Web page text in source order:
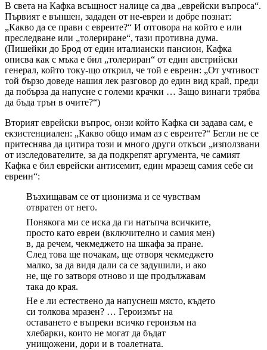
В света на Кафка всъщност налице са два „еврейски въпроса“.
Първият е външен, зададен от не-евреи и добре познат:
„Какво да се прави с евреите?“ И отговора на който е или
преследване или „толериране“, тази противна дума.
(Пишейки до Брод от един италиански пансион, Кафка
описва как с мъка е бил „толериран“ от един австрийски
генерал, който току-що открил, че той е евреин: „От учтивост
той бързо доведе нашия лек разговор до един вид край, преди
да побърза да напусне с големи крачки … Защо винаги трябва
да бъда трън в очите?“)
Вторият еврейски въпрос, онзи който Кафка си задава сам, е
екзистенциален: „Какво общо имам аз с евреите?“ Бегли не се
притеснява да цитира този и много други откъси „използвани
от изследователите, за да подкрепят аргумента, че самият
Кафка е бил еврейски антисемит, един мразещ самия себе си
евреин“:
Възхищавам се от ционизма и се чувствам
отвратен от него.
Понякога ми се иска да ги натъпча всичките,
просто като евреи (включително и самия мен)
в, да речем, чекмеджето на шкафа за пране.
След това ще почакам, ще отворя чекмеджето
малко, за да видя дали са се задушили, и ако
не, ще го затворя отново и ще продължавам
така до края.
Не е ли естествено да напуснеш място, където
си толкова мразен? … Героизмът на
оставането е въпреки всичко героизъм на
хлебарки, които не могат да бъдат
унищожени, дори и в тоалетната.